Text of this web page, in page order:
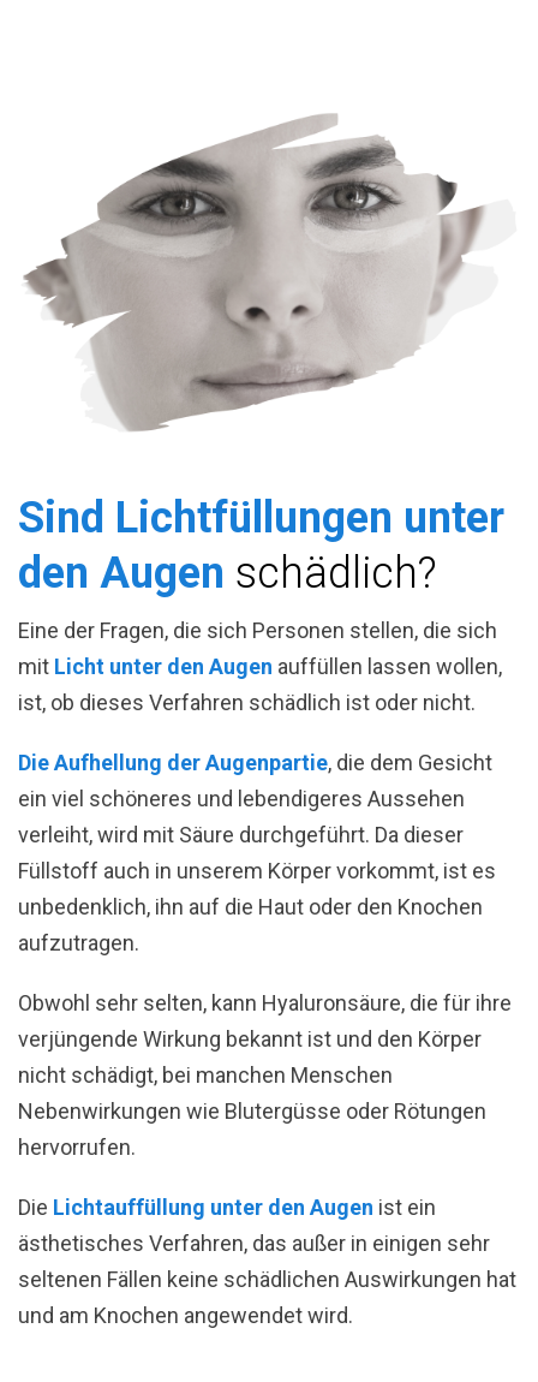
Sind Lichtfüllungen unter
den Augen schädlich?
Eine der Fragen, die sich Personen stellen, die sich
mit Licht unter den Augen auffüllen lassen wollen,
ist, ob dieses Verfahren schädlich ist oder nicht.
Die Aufhellung der Augenpartie, die dem Gesicht
ein viel schöneres und lebendigeres Aussehen
verleiht, wird mit Säure durchgeführt. Da dieser
Füllstoff auch in unserem Körper vorkommt, ist es
unbedenklich, ihn auf die Haut oder den Knochen
aufzutragen.
Obwohl sehr selten, kann Hyaluronsäure, die für ihre
verjüngende Wirkung bekannt ist und den Körper
nicht schädigt, bei manchen Menschen
Nebenwirkungen wie Blutergüsse oder Rötungen
hervorrufen.
Die Lichtauffüllung unter den Augen ist ein
ästhetisches Verfahren, das außer in einigen sehr
seltenen Fällen keine schädlichen Auswirkungen hat
und am Knochen angewendet wird.